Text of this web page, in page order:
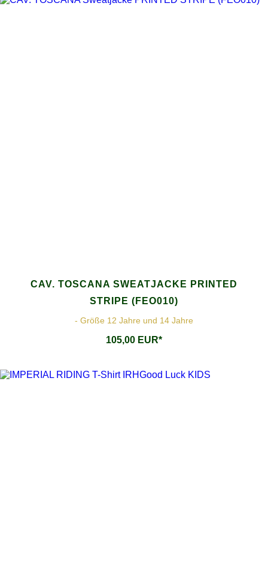
CAV. TOSCANA SWEATJACKE PRINTED
STRIPE (FEO010)
- Größe 12 Jahre und 14 Jahre
105,00 EUR*